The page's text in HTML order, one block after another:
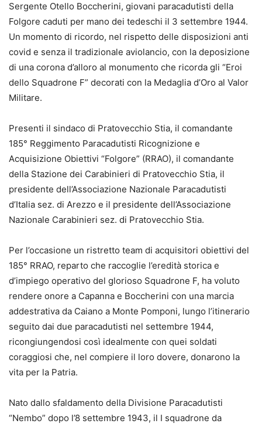
Sergente Otello Boccherini, giovani paracadutisti della
Folgore caduti per mano dei tedeschi il 3 settembre 1944.
Un momento di ricordo, nel rispetto delle disposizioni anti
covid e senza il tradizionale aviolancio, con la deposizione
di una corona d’alloro al monumento che ricorda gli “Eroi
dello Squadrone F” decorati con la Medaglia d’Oro al Valor
Militare.
Presenti il sindaco di Pratovecchio Stia, il comandante
185° Reggimento Paracadutisti Ricognizione e
Acquisizione Obiettivi “Folgore” (RRAO), il comandante
della Stazione dei Carabinieri di Pratovecchio Stia, il
presidente dell’Associazione Nazionale Paracadutisti
d’Italia sez. di Arezzo e il presidente dell’Associazione
Nazionale Carabinieri sez. di Pratovecchio Stia.
Per l’occasione un ristretto team di acquisitori obiettivi del
185° RRAO, reparto che raccoglie l’eredità storica e
d’impiego operativo del glorioso Squadrone F, ha voluto
rendere onore a Capanna e Boccherini con una marcia
addestrativa da Caiano a Monte Pomponi, lungo l’itinerario
seguito dai due paracadutisti nel settembre 1944,
ricongiungendosi così idealmente con quei soldati
coraggiosi che, nel compiere il loro dovere, donarono la
vita per la Patria.
Nato dallo sfaldamento della Divisione Paracadutisti
“Nembo” dopo l’8 settembre 1943, il I squadrone da